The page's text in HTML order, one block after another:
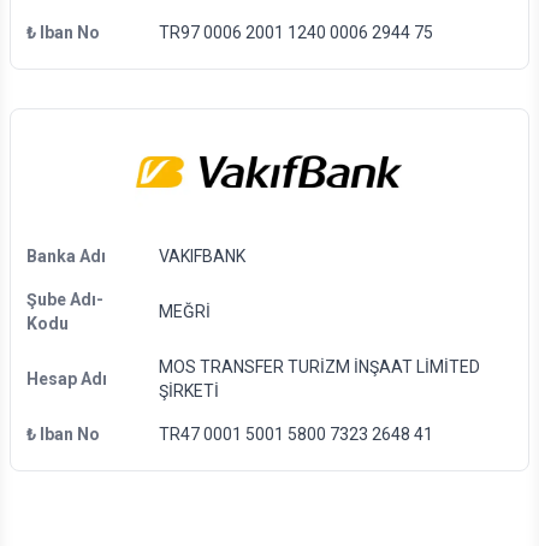
₺ Iban No TR97 0006 2001 1240 0006 2944 75
Banka Adı VAKIFBANK
Şube Adı-
Kodu
MEĞRİ
Hesap Adı
MOS TRANSFER TURİZM İNŞAAT LİMİTED
ŞİRKETİ
₺ Iban No TR47 0001 5001 5800 7323 2648 41